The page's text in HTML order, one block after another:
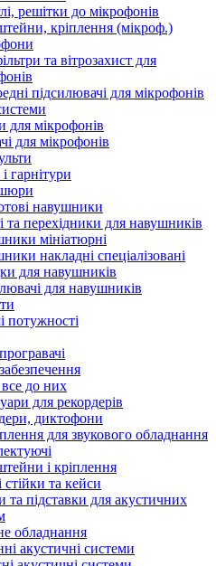
решітки до мікрофонів
кріплення (мікроф.)
та вітрозахист для
підсилювачі для мікрофонів
для мікрофонів
для мікрофонів
гарнітури
навушники
та перехідники для навушників
мініатюрні
накладні спеціалізовані
для навушників
для навушників
потужності
все до них
для рекордерів
диктофони
для звукового обладнання
і кріплення
стійки та кейси
та підставки для акустичних
обладнання
акустичні системи